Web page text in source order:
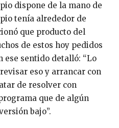
dispone de la mano de
tenía alrededor de
que producto del
de estos hoy pedidos
ese sentido detalló: “Lo
eso y arrancar con
de resolver con
que de algún
bajo”.